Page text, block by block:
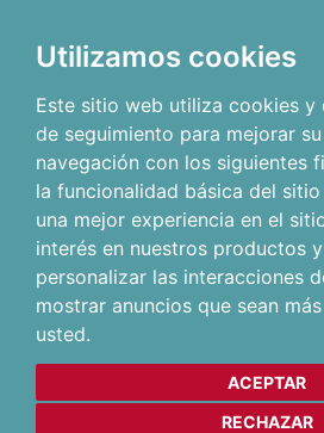
Utilizamos cookies
Este sitio web utiliza cookies y
de seguimiento para mejorar
navegación con los siguientes
la funcionalidad básica del
una mejor experiencia en el
interés en nuestros productos
personalizar las interacciones
mostrar anuncios que sean
usted.
ACEPTAR
RECHAZAR